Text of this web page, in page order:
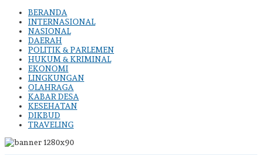
BERANDA
INTERNASIONAL
NASIONAL
DAERAH
POLITIK & PARLEMEN
HUKUM & KRIMINAL
EKONOMI
LINGKUNGAN
OLAHRAGA
KABAR DESA
KESEHATAN
DIKBUD
TRAVELING